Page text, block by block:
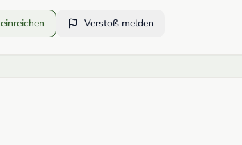
Verstoß melden